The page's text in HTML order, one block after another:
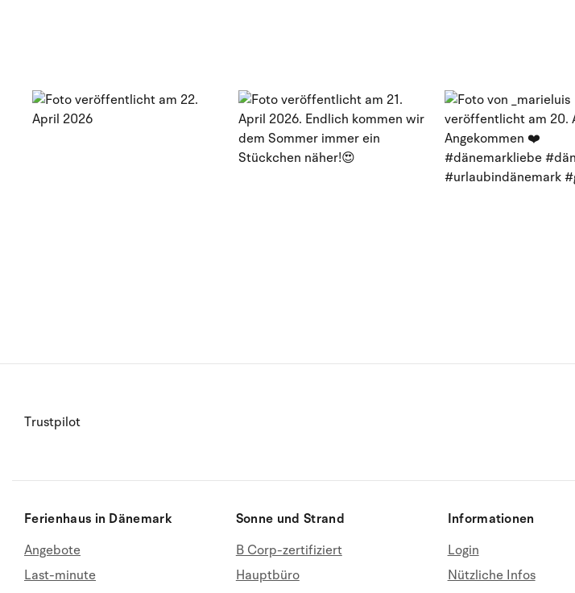
Trustpilot
Ferienhaus in Dänemark
Angebote
Last-minute
Sonne und Strand
B Corp-zertifiziert
Hauptbüro
Informationen
Login
Nützliche Infos